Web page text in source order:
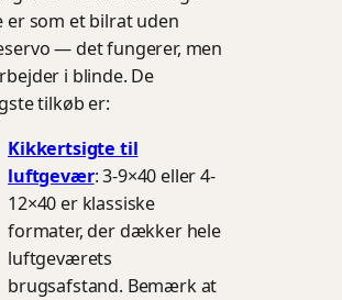
er som et bilrat uden
— det fungerer, men
i blinde. De
tilkøb er:
Kikkertsigte til
luftgevær: 3-9×40 eller 4-
12×40 er klassiske
formater, der dækker hele
luftgeværets
brugsafstand. Bemærk at